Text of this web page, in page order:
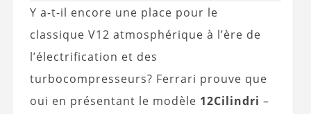
Y a-t-il encore une place pour le
classique V12 atmosphérique à l’ère de
l’électrification et des
turbocompresseurs? Ferrari prouve que
oui en présentant le modèle 12Cilindri –